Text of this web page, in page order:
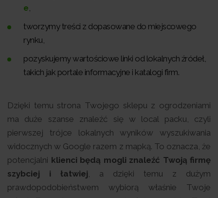
e
tworzymy treści z dopasowane do miejscowego
rynku,
pozyskujemy wartościowe linki od lokalnych źródeł,
takich jak portale informacyjne i katalogi firm.
Dzięki temu strona Twojego sklepu z ogrodzeniami
ma duże szanse znaleźć się w local packu, czyli
pierwszej trójce lokalnych wyników wyszukiwania
widocznych w Google razem z mapką. To oznacza, że
potencjalni klienci będą mogli znaleźć Twoją firmę
szybciej i łatwiej , a dzięki temu z dużym
prawdopodobieństwem wybiorą właśnie Twoje